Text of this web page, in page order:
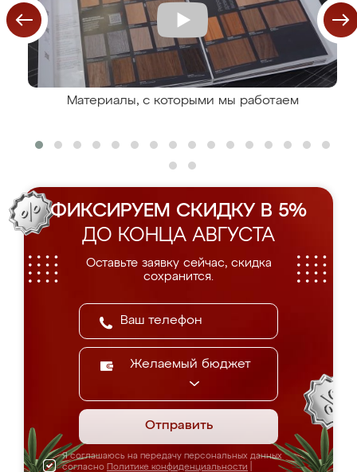
Материалы, с которыми мы работаем
ФИКСИРУЕМ СКИДКУ В 5%
ДО КОНЦА АВГУСТА
Оставьте заявку сейчас, скидка
сохранится.
Желаемый бюджет
Отправить
Я соглашаюсь на передачу персональных данных
согласно Политике конфиденциальности